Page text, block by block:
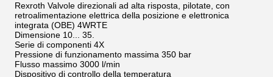
Rexroth Valvole direzionali ad alta risposta, pilotate, con
retroalimentazione elettrica della posizione e elettronica
integrata (OBE) 4WRTE
Dimensione 10... 35.
Serie di componenti 4X
Pressione di funzionamento massima 350 bar
Flusso massimo 3000 l/min
Dispositivo di controllo della temperatura